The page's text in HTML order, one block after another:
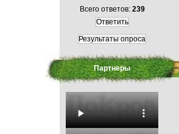
Всего ответов: 239
Ответить
Результаты опроса
Партнеры